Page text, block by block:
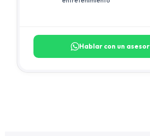
Hablar con un asesor